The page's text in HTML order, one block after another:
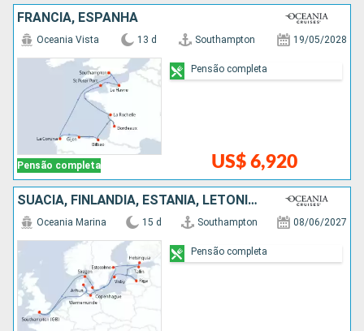
FRANCIA, ESPANHA
Pensão completa
Oceania Vista 13 d Southampton 19/05/2028
US$ 6,920
Pensão completa
SUÃCIA, FINLÃNDIA, ESTÃNIA, LETÔNIA, ALEMANHA, DINAMARCA
Oceania Marina 15 d Southampton 08/06/2027
Pensão completa